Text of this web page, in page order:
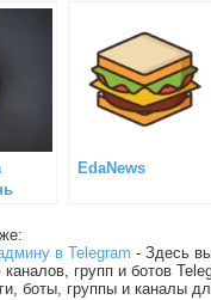
EdaNews
в Telegram - Здесь
групп и ботов
боты, группы и каналы